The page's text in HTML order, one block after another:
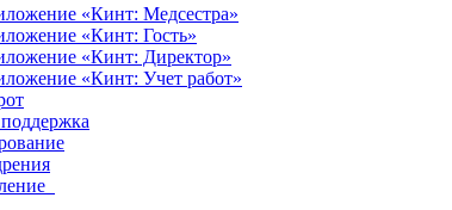
«Кинт: Медсестра»
«Кинт: Гость»
«Кинт: Директор»
«Кинт: Учет работ»